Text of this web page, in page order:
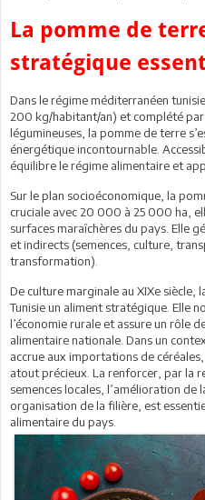
La pomme de
stratégique
Dans le régime méditerranéen
200 kg/habitant/an) et complété par
légumineuses, la pomme de terre
énergétique incontournable.
équilibre le régime alimentaire et
Sur le plan socioéconomique, la
cruciale avec 20 000 à 25 000 ha,
surfaces maraîchères du pays. Elle
et indirects (semences, culture,
transformation).
De culture marginale au XIXe siècle,
Tunisie un aliment stratégique. Elle
l’économie rurale et assure un rôle
alimentaire nationale. Dans un
accrue aux importations de
atout précieux. La renforcer, par la
semences locales, l’amélioration de
organisation de la filière, est
alimentaire du pays.